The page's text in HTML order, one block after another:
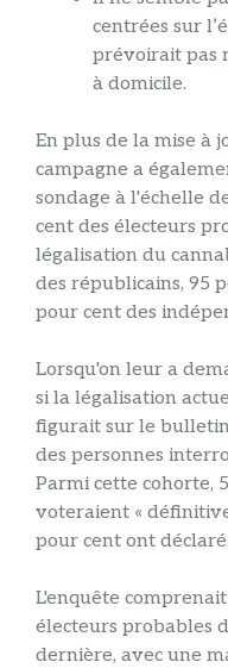
centrées sur
prévoirait pas
à domicile.
En plus de la mise à
campagne a
sondage à l'échelle
cent des électeurs
légalisation du
des républicains, 95
pour cent des
Lorsqu'on leur a
si la légalisation
figurait sur le
des personnes
Parmi cette cohorte,
voteraient «
pour cent ont déclaré
L'enquête
électeurs probables
dernière, avec une